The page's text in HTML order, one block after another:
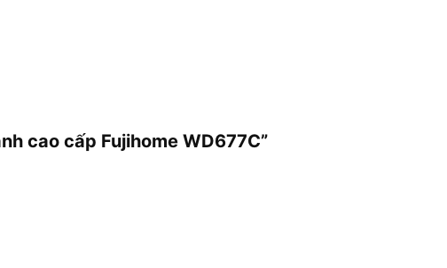
cao cấp Fujihome WD677C”